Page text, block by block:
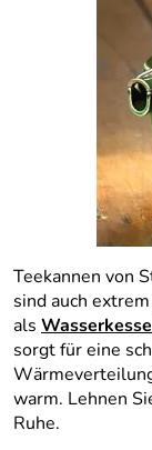
Teekannen von
sind auch
als
sorgt für eine
warm. Lehnen
Ruhe.